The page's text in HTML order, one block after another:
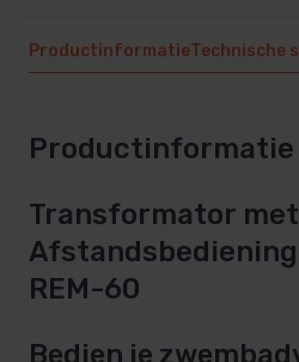
ProductinformatieTechnische
Productinformatie
Transformator met
Afstandsbediening
REM-60